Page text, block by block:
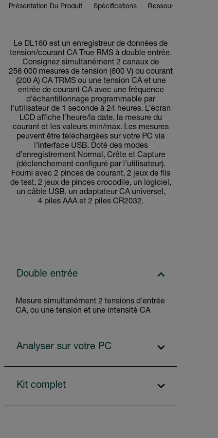
Présentation Du Produit Spécifications Ressources Et
Le DL160 est un enregistreur de données de
tension/courant CA True RMS à double entrée.
Consignez simultanément 2 canaux de
256 000 mesures de tension (600 V) ou courant
(200 A) CA TRMS ou une tension CA et une
entrée de courant CA avec une fréquence
d’échantillonnage programmable par
l’utilisateur de 1 seconde à 24 heures. L’écran
LCD affiche l’heure/la date, la mesure du
courant et les valeurs min/max. Les mesures
peuvent être téléchargées sur votre PC via
l’interface USB. Doté des modes
d’enregistrement Normal, Crête et Capture
(déclenchement configuré par l’utilisateur).
Fourni avec 2 pinces de courant, 2 jeux de fils
de test, 2 jeux de pinces crocodile, un logiciel,
un câble USB, un adaptateur CA universel,
4 piles AAA et 2 piles CR2032.
Double entrée
Mesure simultanément 2 tensions d'entrée
CA, ou une tension et une intensité CA
Analyser sur votre PC
Kit complet